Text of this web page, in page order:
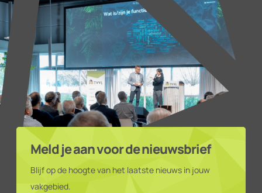
Meld je aan voor de nieuwsbrief
Blijf op de hoogte van het laatste nieuws in jouw
vakgebied.